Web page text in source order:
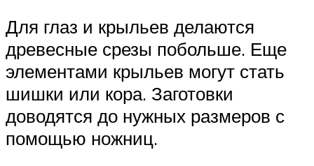
Для глаз и крыльев делаются
древесные срезы побольше. Еще
элементами крыльев могут стать
шишки или кора. Заготовки
доводятся до нужных размеров с
помощью ножниц.